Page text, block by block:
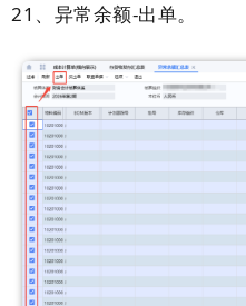
21、 异常余额-出单。